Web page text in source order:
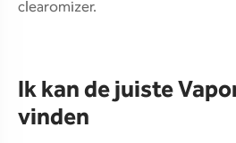
clearomizer.
Ik kan de juiste
vinden